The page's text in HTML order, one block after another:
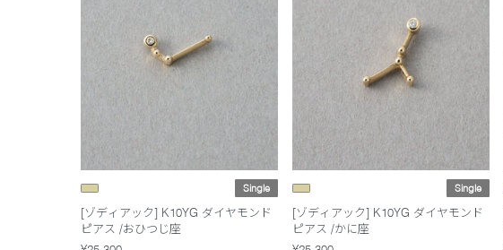
Single
[ゾディアック] K10YG ダイヤモンド
ピアス /おひつじ座
Single
[ゾディアック] K10YG ダイヤモンド
ピアス /かに座